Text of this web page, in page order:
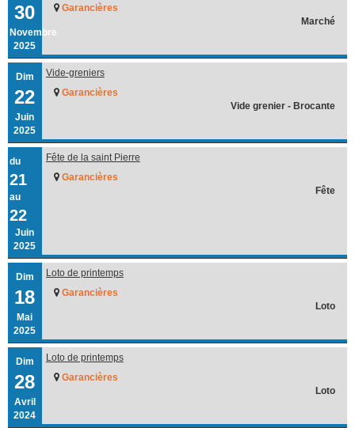
30
Novembre
2025
Garancières
Marché
Dim
22
Juin
2025
Vide-greniers
Garancières
Vide grenier - Brocante
du
21
au
22
Juin
2025
Fête de la saint Pierre
Garancières
Fête
Dim
18
Mai
2025
Loto de printemps
Garancières
Loto
Dim
28
Avril
2024
Loto de printemps
Garancières
Loto